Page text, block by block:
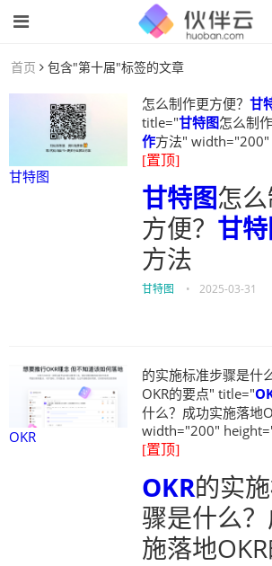
首页 包含"第十届"标签的文章
甘特图
怎么制作更方便？ 甘
title="甘特图怎么制
作方法"
[置顶]
甘特图怎
方便？ 甘
方法
甘特图 • 2025-03-31
OKR
的实施标准步骤是什
OKR的要点" title="
什么？成功实施落地
width="200"
[置顶]
OKR的实
骤是什么
施落地